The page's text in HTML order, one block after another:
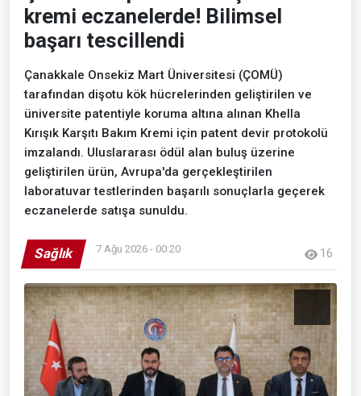
kremi eczanelerde! Bilimsel
başarı tescillendi
Çanakkale Onsekiz Mart Üniversitesi (ÇOMÜ)
tarafından dişotu kök hücrelerinden geliştirilen ve
üniversite patentiyle koruma altına alınan Khella
Kırışık Karşıtı Bakım Kremi için patent devir protokolü
imzalandı. Uluslararası ödül alan buluş üzerine
geliştirilen ürün, Avrupa'da gerçekleştirilen
laboratuvar testlerinden başarılı sonuçlarla geçerek
eczanelerde satışa sunuldu.
Sağlık 7 Ağu 2026 - 00:20 16